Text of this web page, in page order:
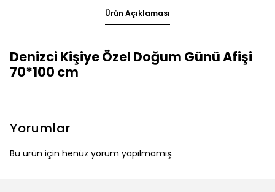
Ürün Açıklaması
Denizci Kişiye Özel Doğum Günü Afişi
70*100 cm
Yorumlar
Bu ürün için henüz yorum yapılmamış.